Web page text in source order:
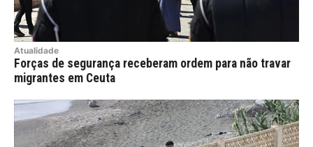
Atualidade
Forças de segurança receberam ordem para não travar
migrantes em Ceuta